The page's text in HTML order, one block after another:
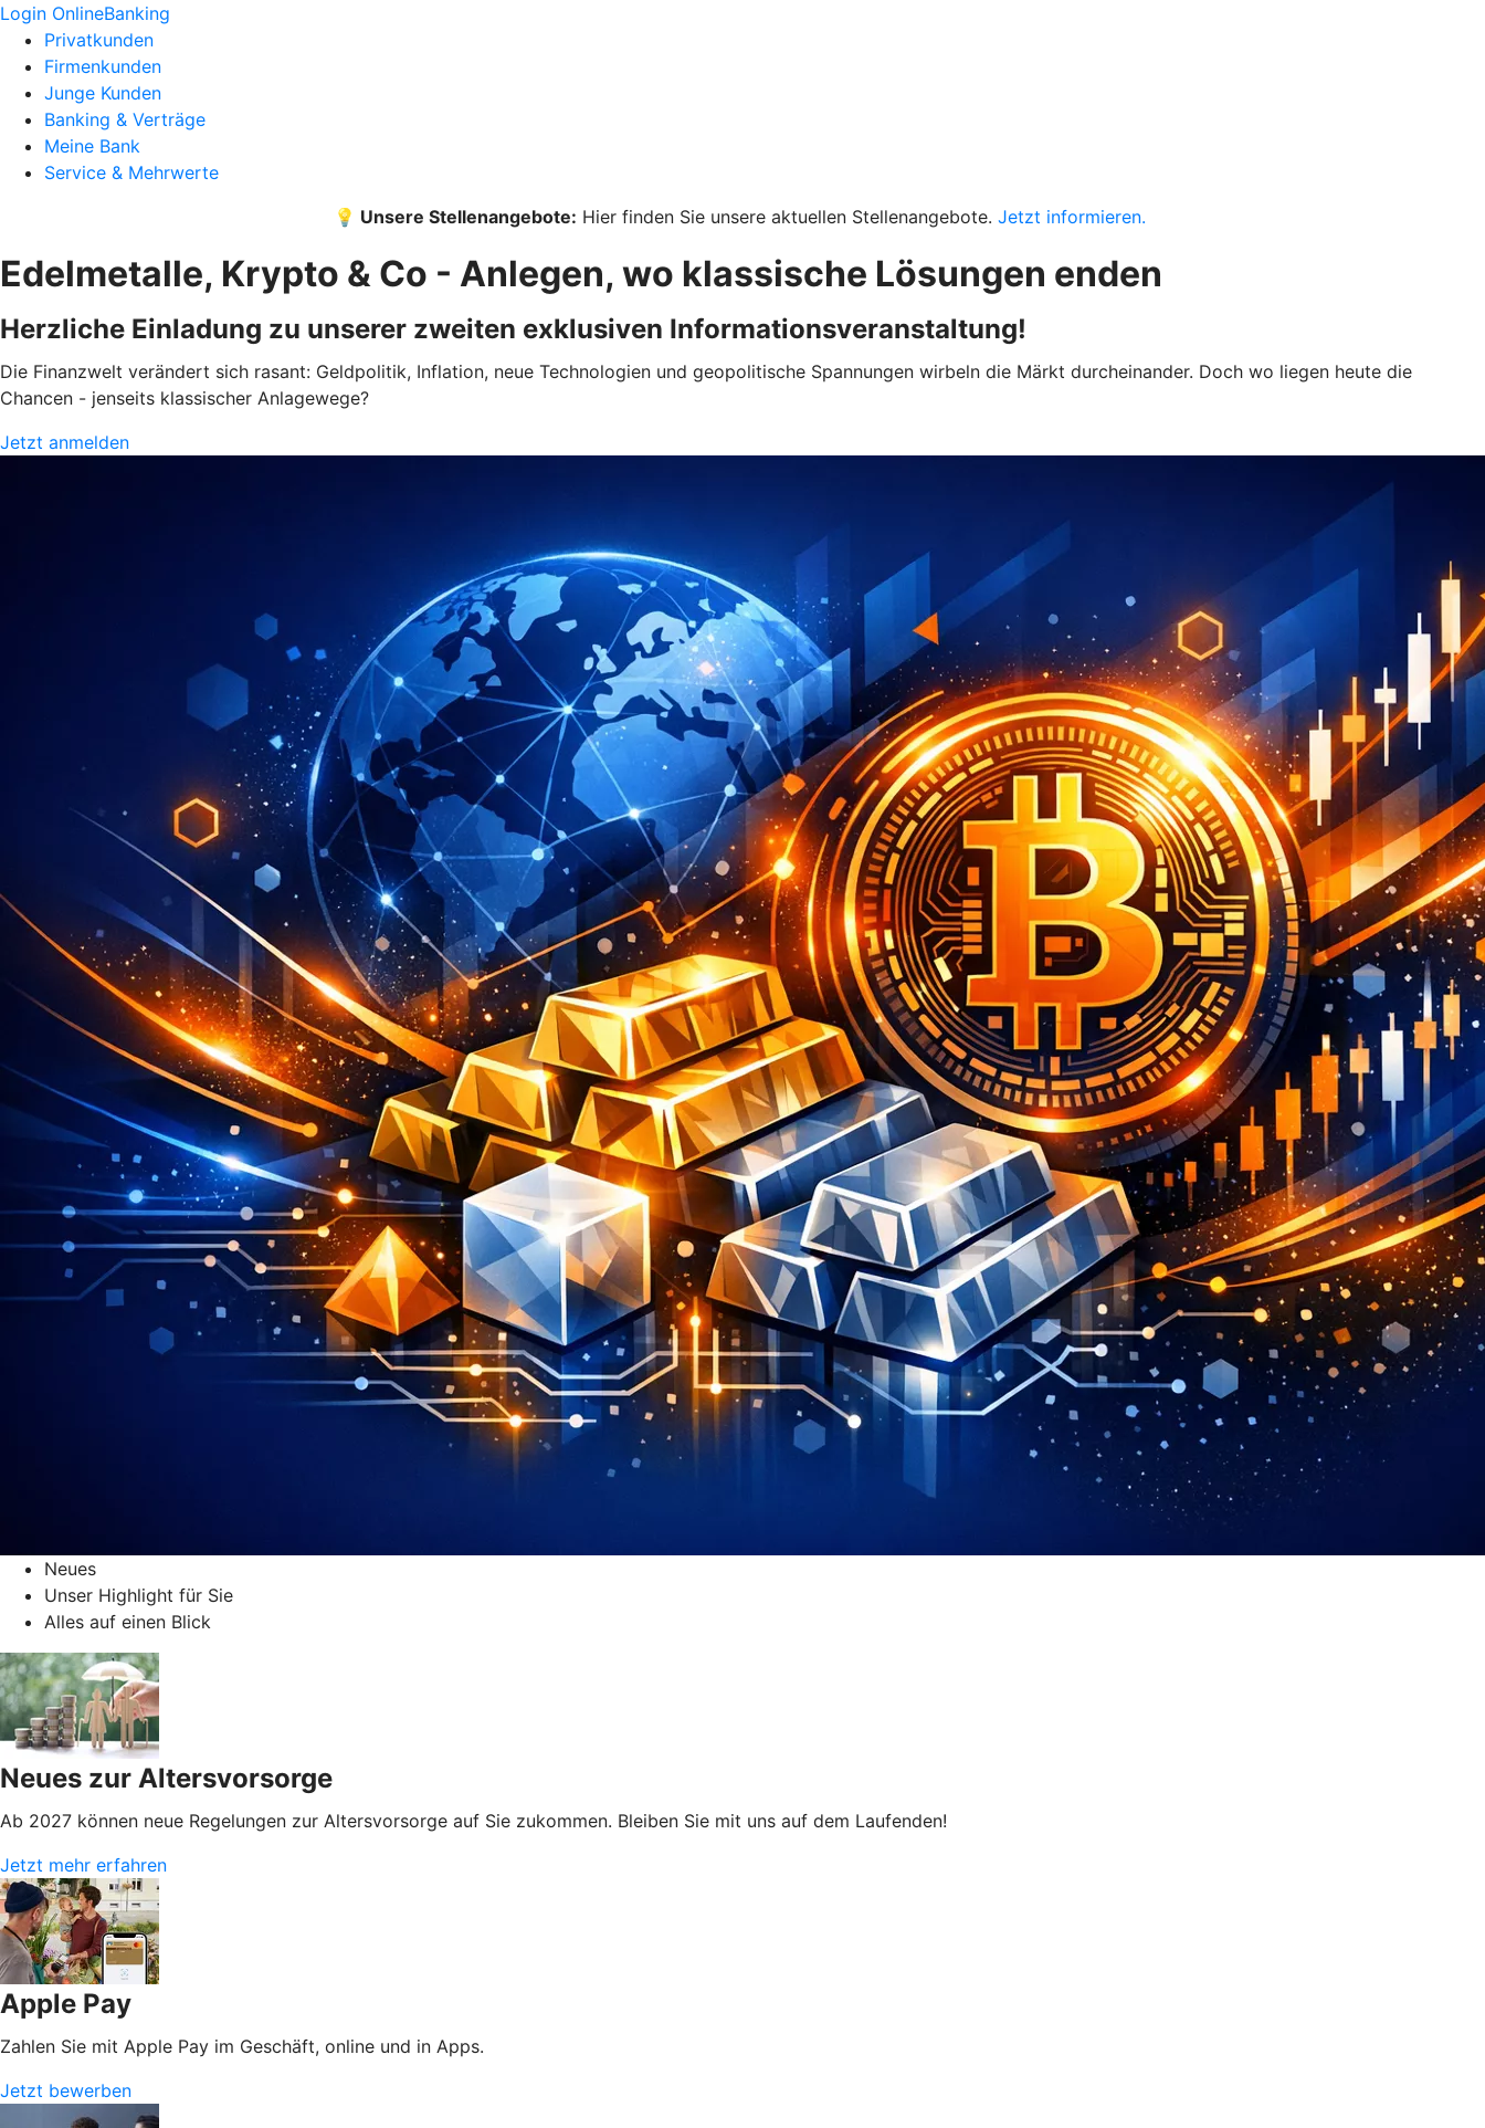
Login OnlineBanking
Privatkunden
Firmenkunden
Junge Kunden
Banking & Verträge
Meine Bank
Service & Mehrwerte
💡 Unsere Stellenangebote: Hier finden Sie unsere aktuellen Stellenangebote. Jetzt informieren.
Edelmetalle, Krypto & Co - Anlegen, wo klassische Lösungen enden
Herzliche Einladung zu unserer zweiten exklusiven Informationsveranstaltung!
Die Finanzwelt verändert sich rasant: Geldpolitik, Inflation, neue Technologien und geopolitische Spannungen wirbeln die Märkt durcheinander. Doch wo liegen heute die
Chancen - jenseits klassischer Anlagewege?
Jetzt anmelden
Neues
Unser Highlight für Sie
Alles auf einen Blick
Neues zur Altersvorsorge
Ab 2027 können neue Regelungen zur Altersvorsorge auf Sie zukommen. Bleiben Sie mit uns auf dem Laufenden!
Jetzt mehr erfahren
Apple Pay
Zahlen Sie mit Apple Pay im Geschäft, online und in Apps.
Jetzt bewerben